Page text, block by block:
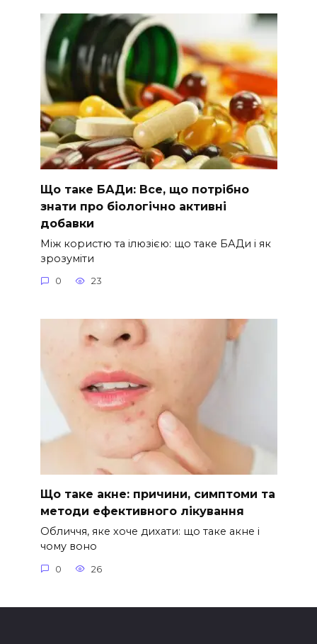
Що таке БАДи: Все, що потрібно
знати про біологічно активні
добавки
Між користю та ілюзією: що таке БАДи і як
зрозуміти
0 23
Що таке акне: причини, симптоми та
методи ефективного лікування
Обличчя, яке хоче дихати: що таке акне і
чому воно
0 26